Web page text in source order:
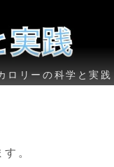
ロリーの科学と実践
。